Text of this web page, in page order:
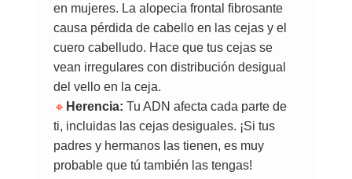
en mujeres. La alopecia frontal fibrosante
causa pérdida de cabello en las cejas y el
cuero cabelludo. Hace que tus cejas se
vean irregulares con distribución desigual
del vello en la ceja.
🔸 Herencia: Tu ADN afecta cada parte de
ti, incluidas las cejas desiguales. ¡Si tus
padres y hermanos las tienen, es muy
probable que tú también las tengas!